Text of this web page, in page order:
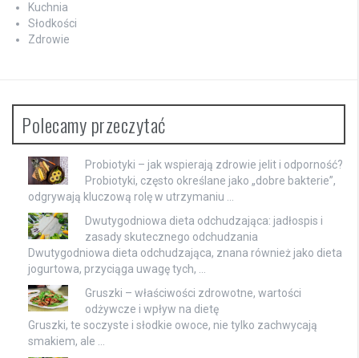
Kuchnia
Słodkości
Zdrowie
Polecamy przeczytać
Probiotyki – jak wspierają zdrowie jelit i odporność?
Probiotyki, często określane jako „dobre bakterie”,
odgrywają kluczową rolę w utrzymaniu …
Dwutygodniowa dieta odchudzająca: jadłospis i
zasady skutecznego odchudzania
Dwutygodniowa dieta odchudzająca, znana również jako dieta
jogurtowa, przyciąga uwagę tych, …
Gruszki – właściwości zdrowotne, wartości
odżywcze i wpływ na dietę
Gruszki, te soczyste i słodkie owoce, nie tylko zachwycają
smakiem, ale …